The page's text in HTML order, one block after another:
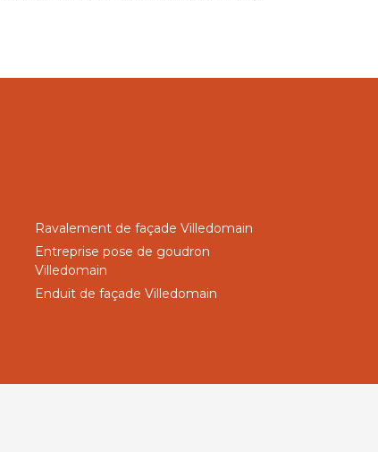
Ravalement de façade Villedomain
Entreprise pose de goudron
Villedomain
Enduit de façade Villedomain